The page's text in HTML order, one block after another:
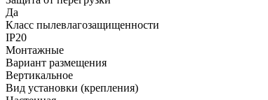
Да
Класс пылевлагозащищенности
IP20
Монтажные
Вариант размещения
Вертикальное
Вид установки (крепления)